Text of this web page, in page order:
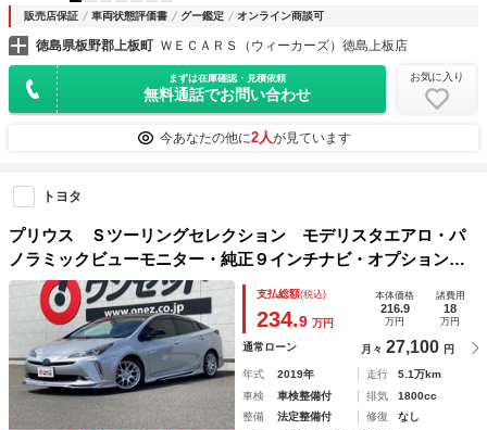
販売店保証 車両状態評価書 グー鑑定 オンライン商談可
徳島県板野郡上板町 ＷＥＣＡＲＳ（ウィーカーズ）徳島上板店
まずは在庫確認・見積依頼
無料通話でお問い合わせ
お気に入り
今あなたの他に2人が見ています
トヨタ
プリウス Ｓツーリングセレクション モデリスタエアロ・パ
ノラミックビューモニター・純正９インチナビ・オプション幾
何学調ルーフフィルム・ブラックドアミラー・トムス１７イン
チアルミ・セーフティセンス・黒合皮シート・前席シートヒー
ター・ドラレ
支払総額(税込)
234.9 万円
本体価格
216.9
万円
諸費用
18
万円
通常ローン 月々 27,100 円
年式 2019年 走行
5.1万km
車検
車検整備付 排気
1800cc
整備
法定整備付 修復
なし